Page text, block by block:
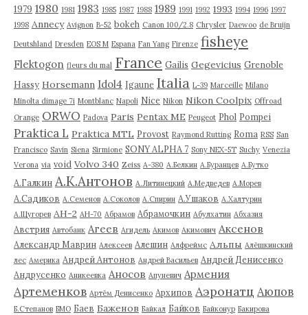
1979 1980 1981 1983 1985 1987 1988 1989 1991 1992 1993 1994 1996 1997
1998 Annecy Avignon B-52 bokeh Canon 100/2.8 Chrysler Daewoo de Bruijn
Deutshland Dresden EOS M Espana Fan Yang Firenze fisheye
Flektogon fleurs du mal France Gailis Gegevicius Grenoble
Hassy Horsemann Idol4 Igaune Italia L-39 Marceille Milano
Minolta dimage 7i Montblanc Napoli Nice Nikon Nikon Coolpix Offroad
Orange ORWO Padova Paris Pentax ME Peugeot Phol Pompei
Praktica L Praktica MTL Provost Raymond Rutting Roma RSS San
Francisco Savin Siena Sirmione SONY ALPHA 7 Sony NEX-5T Suchy Venezia
Verona via void Volvo 340 Zeiss А-380 А.Белкин А.Буранцев А.Бутко
А.Галкин А.К.Антонов А.Литинецкий А.Медведев А.Морев
А.Садиков А.Семенов А.Соколов А.Спирин А.Ушаков А.Халтурин
А.Щугорев АН-2 АН-70 Абрамов Абрамочкин Абулхатин Абхазия
Австрия Автобанк Агеев Агидель Акимов Акимович Аксенов
Александр Маврин Алексеев Алешин Алфреймс Альпы Алёшкинский
лес Америка Андрей Антонов Андрей Васильев Андрей Денисенко
Андрусенко Аникеевка Аносов Апуневич Армения
Артеменков Артём Денисенко Архипов Аэронатц Аюпов
Б.Степанов БМО Баев Баженов Байкал Байков Байконур Бакирова